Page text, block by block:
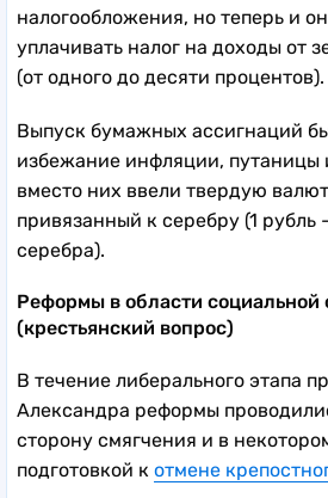
налогообложения, но теперь и
уплачивать налог на доходы от
(от одного до десяти процентов).
Выпуск бумажных ассигнаций
избежание инфляции, путаницы
вместо них ввели твердую
привязанный к серебру (1 рубль
серебра).
Реформы в области
(крестьянский вопрос)
В течение либерального этапа
Александра реформы
сторону смягчения и в
подготовкой к отмене